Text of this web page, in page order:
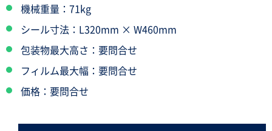
機械重量：71kg
シール寸法：L320mm × W460mm
包装物最大高さ：要問合せ
フィルム最大幅：要問合せ
価格：要問合せ